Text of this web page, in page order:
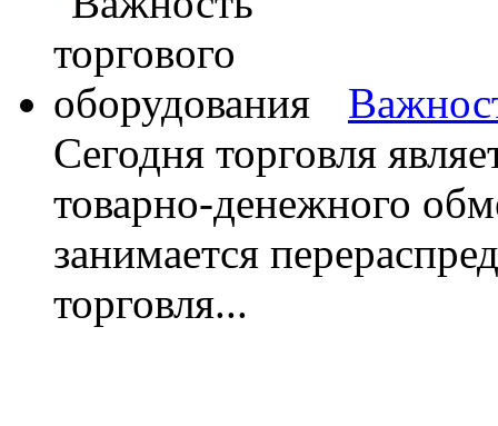
Сегодня торговля
товарно-денежного
занимается
торговля...